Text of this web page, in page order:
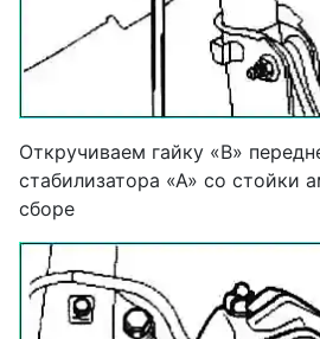
Откручиваем гайку «В»
стабилизатора «А» со стойки
сборе